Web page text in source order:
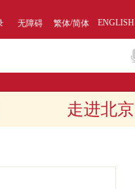
无障碍 繁体/简体 ENGLISH
走进北京